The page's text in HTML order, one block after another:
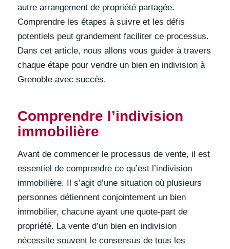
autre arrangement de propriété partagée.
Comprendre les étapes à suivre et les défis
potentiels peut grandement faciliter ce processus.
Dans cet article, nous allons vous guider à travers
chaque étape pour vendre un bien en indivision à
Grenoble avec succès.
Comprendre l’indivision
immobilière
Avant de commencer le processus de vente, il est
essentiel de comprendre ce qu’est l’indivision
immobilière. Il s’agit d’une situation où plusieurs
personnes détiennent conjointement un bien
immobilier, chacune ayant une quote-part de
propriété. La vente d’un bien en indivision
nécessite souvent le consensus de tous les